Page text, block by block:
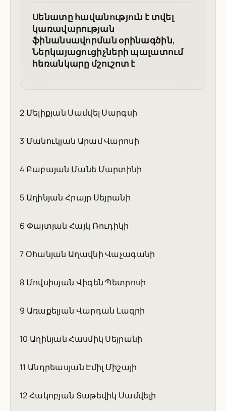
Սենատը հավանություն է տվել
կառավարության
ֆինանսավորման օրինագծին,
Ներկայացուցիչների պալատում
հեռանկարը մշուշոտ է
2 Մելիքյան Սամվել Սարգսի
3 Մանուկյան Արամ Վարոսի
4 Բաբայան Մանե Մարտինի
5 Աղինյան Հրայր Սեյրանի
6 Փայտյան Հայկ Ռուդիկի
7 Օհանյան Աղավնի Վաչագանի
8 Մովսիսյան Վիգեն Պետրոսի
9 Առաքելյան Վարդան Լազրի
10 Աղինյան Հասմիկ Սեյրանի
11 Անդրեասյան Էմիլ Միշայի
12 Հակոբյան Տաթեվիկ Սամվելի